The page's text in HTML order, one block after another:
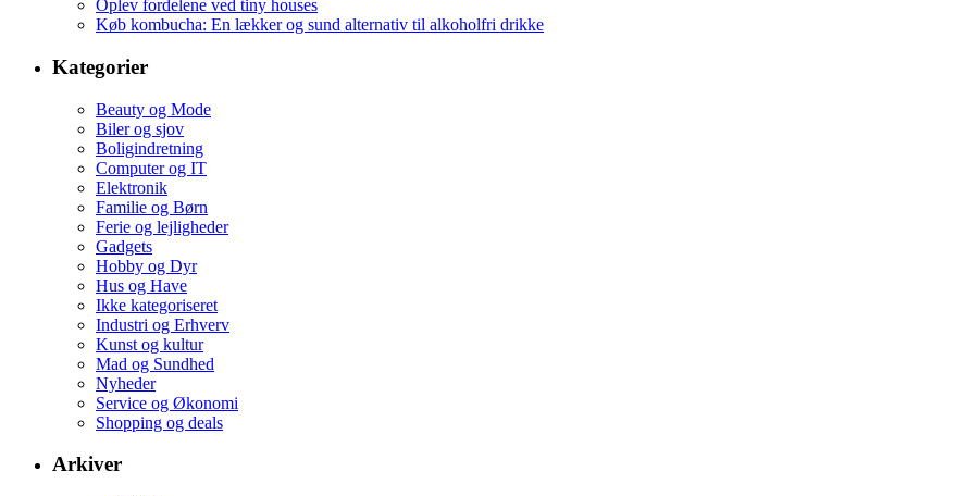
Oplev fordelene ved tiny houses
Køb kombucha: En lækker og sund alternativ til alkoholfri drikke
Kategorier
Beauty og Mode
Biler og sjov
Boligindretning
Computer og IT
Elektronik
Familie og Børn
Ferie og lejligheder
Gadgets
Hobby og Dyr
Hus og Have
Ikke kategoriseret
Industri og Erhverv
Kunst og kultur
Mad og Sundhed
Nyheder
Service og Økonomi
Shopping og deals
Arkiver